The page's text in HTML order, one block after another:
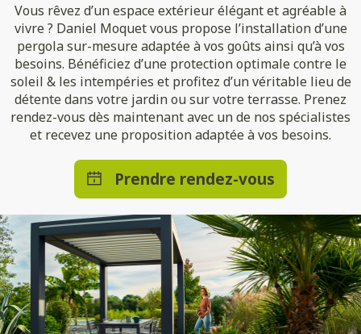
Vous rêvez d’un espace extérieur élégant et agréable à
vivre ? Daniel Moquet vous propose l’installation d’une
pergola sur-mesure adaptée à vos goûts ainsi qu’à vos
besoins. Bénéficiez d’une protection optimale contre le
soleil & les intempéries et profitez d’un véritable lieu de
détente dans votre jardin ou sur votre terrasse. Prenez
rendez-vous dès maintenant avec un de nos spécialistes
et recevez une proposition adaptée à vos besoins.
Prendre rendez-vous